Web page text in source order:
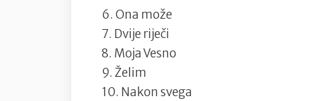
6. Ona može
7. Dvije riječi
8. Moja Vesno
9. Želim
10. Nakon svega